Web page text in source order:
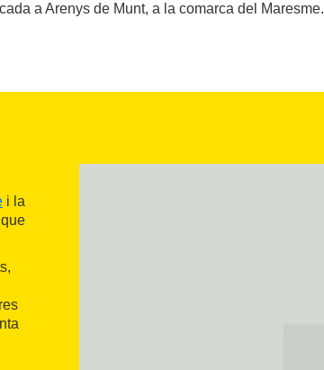
a Arenys de Munt, a la comarca del Maresme.
i la